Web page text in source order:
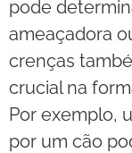
pode
ameaçadora
crenças
crucial na
Por exemplo,
por um cão